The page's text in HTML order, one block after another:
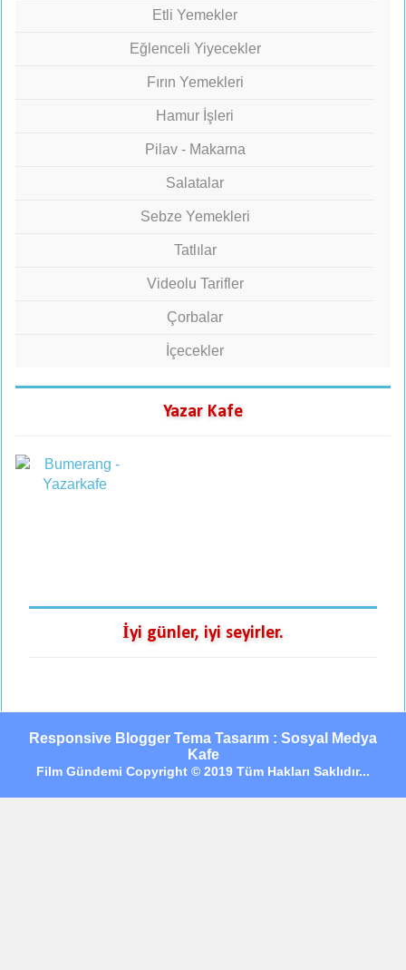
Etli Yemekler
Eğlenceli Yiyecekler
Fırın Yemekleri
Hamur İşleri
Pilav - Makarna
Salatalar
Sebze Yemekleri
Tatlılar
Videolu Tarifler
Çorbalar
İçecekler
Yazar Kafe
İyi günler, iyi seyirler.
Responsive Blogger Tema Tasarım : Sosyal Medya
Kafe
Film Gündemi Copyright © 2019 Tüm Hakları Saklıdır...